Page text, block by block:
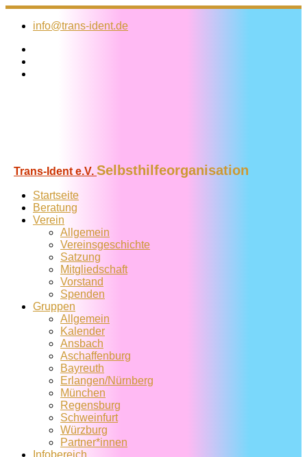
Zum
Inhalt
info@trans-ident.de
Trans-Ident e.V. Selbsthilfeorganisation
Startseite
Beratung
Verein
Allgemein
Vereins­geschichte
Satzung
Mitglied­schaft
Vorstand
Spenden
Gruppen
Allgemein
Kalender
Ansbach
Aschaffenburg
Bayreuth
Erlangen/Nürnberg
München
Regensburg
Schweinfurt
Würzburg
Partner*innen
Infobereich